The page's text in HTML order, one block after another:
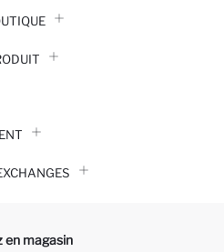
en magasin